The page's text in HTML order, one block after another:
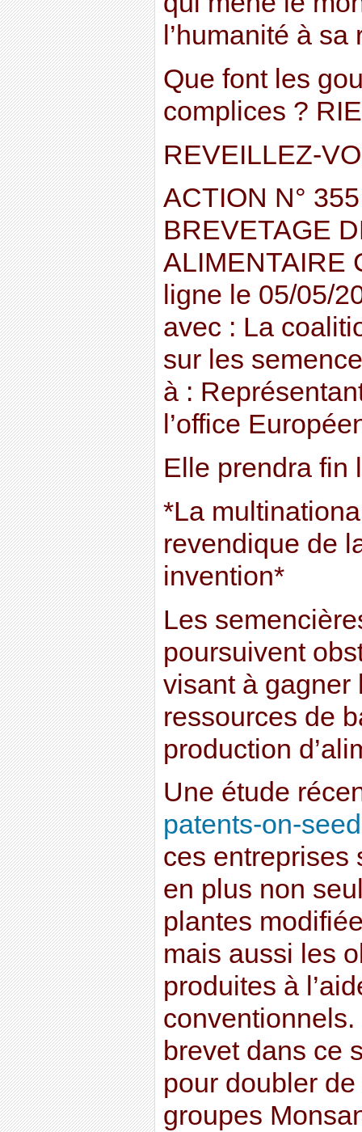
l’humanité à sa
Que font les
complices ?
REVEILLEZ-
ACTION N°
BREVETAGE
ALIMENTAIRE
ligne le 05/05/
avec : La
sur les
à :
l’office
Elle prendra fin
*La
revendique de
invention*
Les
poursuivent
visant à gagner
ressources de
production
Une étude
patents-on-
ces entreprises
en plus non
plantes
mais aussi les
produites à
brevet dans ce
pour doubler
groupes